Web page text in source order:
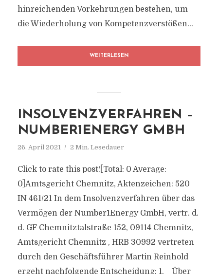
hinreichenden Vorkehrungen bestehen, um
die Wiederholung von Kompetenzverstößen...
WEITERLESEN
INSOLVENZVERFAHREN –
NUMBER1ENERGY GMBH
26. April 2021 2 Min. Lesedauer
Click to rate this post![Total: 0 Average:
0]Amtsgericht Chemnitz, Aktenzeichen: 520
IN 461/21 In dem Insolvenzverfahren über das
Vermögen der Number1Energy GmbH, vertr. d.
d. GF Chemnitztalstraße 152, 09114 Chemnitz,
Amtsgericht Chemnitz , HRB 30992 vertreten
durch den Geschäftsführer Martin Reinhold
ergeht nachfolgende Entscheidung: 1. Über